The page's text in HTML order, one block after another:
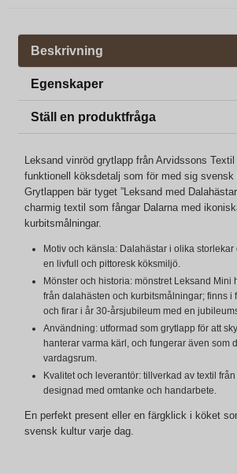
Beskrivning
Egenskaper
Ställ en produktfråga
Leksand vinröd grytlapp från Arvidssons
funktionell köksdetalj som för med sig svensk
Grytlappen bär tyget ”Leksand med
charmig textil som fångar Dalarna med
kurbitsmålningar.
Motiv och känsla: Dalahästar i olika
en livfull och pittoresk köksmiljö.
Mönster och historia: mönstret Leksand Mini
från dalahästen och kurbitsmålningar; finns i
och firar i år 30-årsjubileum med en
Användning: utformad som grytlapp för att
hanterar varma kärl, och fungerar även som
vardagsrum.
Kvalitet och leverantör: tillverkad av textil
designad med omtanke och handarbete.
En perfekt present eller en färgklick i köket
svensk kultur varje dag.